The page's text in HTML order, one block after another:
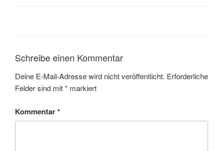
Schreibe einen Kommentar
Deine E-Mail-Adresse wird nicht veröffentlicht. Erforderliche
Felder sind mit* markiert
Kommentar*